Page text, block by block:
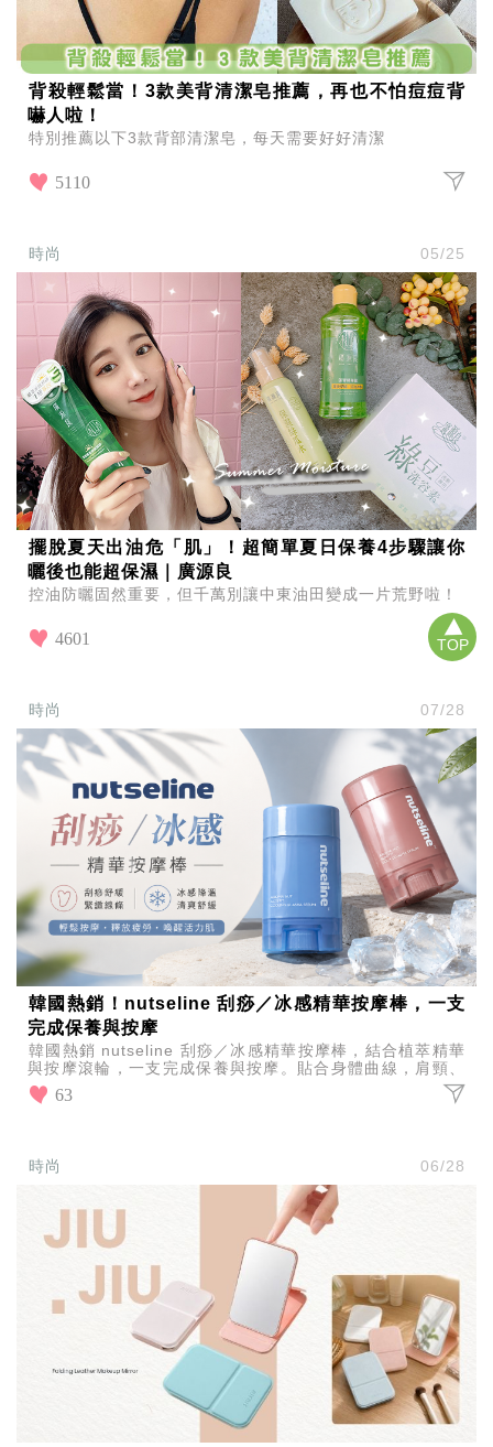
TOP
背殺輕鬆當！3款美背清潔皂推薦，再也不怕痘痘背
嚇人啦！
特別推薦以下3款背部清潔皂，每天需要好好清潔
5110
時尚 05/25
擺脫夏天出油危「肌」！超簡單夏日保養4步驟讓你
曬後也能超保濕｜廣源良
控油防曬固然重要，但千萬別讓中東油田變成一片荒野啦！
4601
時尚 07/28
韓國熱銷！nutseline 刮痧／冰感精華按摩棒，一支
完成保養與按摩
韓國熱銷 nutseline 刮痧／冰感精華按摩棒，結合植萃精華
與按摩滾輪，一支完成保養與按摩。貼合身體曲線，肩頸、
手臂、腿部皆適用，冰感款更帶來沁涼舒適的放鬆
63
時尚 06/28